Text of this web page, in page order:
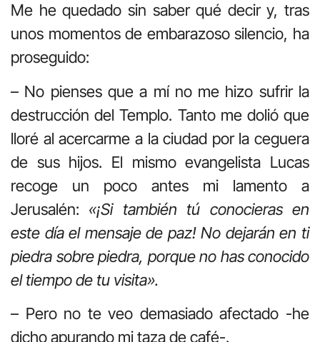
Me he quedado sin saber qué decir y, tras
unos momentos de embarazoso silencio, ha
proseguido:
– No pienses que a mí no me hizo sufrir la
destrucción del Templo. Tanto me dolió que
lloré al acercarme a la ciudad por la ceguera
de sus hijos. El mismo evangelista Lucas
recoge un poco antes mi lamento a
Jerusalén: «¡Si también tú conocieras en
este día el mensaje de paz! No dejarán en ti
piedra sobre piedra, porque no has conocido
el tiempo de tu visita».
– Pero no te veo demasiado afectado -he
dicho apurando mi taza de café-.